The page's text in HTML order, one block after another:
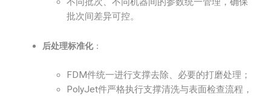
批次间差异可控。
后处理标准化：
FDM件统一进行支撑去除、必要的打磨处理；
PolyJet件严格执行支撑清洗与表面检查流程，